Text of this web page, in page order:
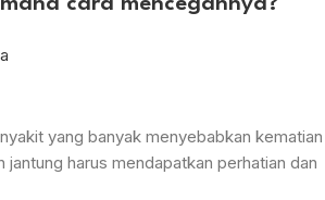
cara mencegahnya?
yang banyak menyebabkan kematian
jantung harus mendapatkan perhatian dan